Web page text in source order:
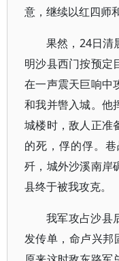
意，继续以红四师
果然，24日清
明沙县西门按预定
在一声震天巨响中
和我并辔入城。他
城楼时，敌人正准
的死，俘的俘。
歼，城外沙溪南岸
县终于被我攻克。
我军攻占沙县
发传单，命卢兴邦